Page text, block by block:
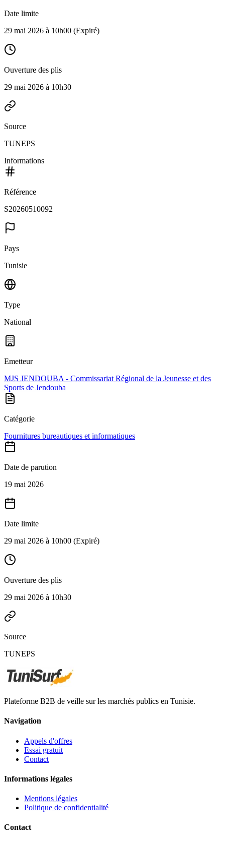
Date limite
29 mai 2026 à 10h00 (Expiré)
Ouverture des plis
29 mai 2026 à 10h30
Source
TUNEPS
Informations
Référence
S20260510092
Pays
Tunisie
Type
National
Emetteur
MJS JENDOUBA - Commissariat Régional de la Jeunesse et des
Sports de Jendouba
Catégorie
Fournitures bureautiques et informatiques
Date de parution
19 mai 2026
Date limite
29 mai 2026 à 10h00 (Expiré)
Ouverture des plis
29 mai 2026 à 10h30
Source
TUNEPS
Plateforme B2B de veille sur les marchés publics en Tunisie.
Navigation
Appels d'offres
Essai gratuit
Contact
Informations légales
Mentions légales
Politique de confidentialité
Contact